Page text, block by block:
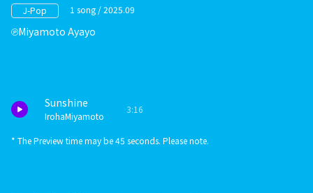
J-Pop 1 song / 2025.09
Miyamoto Ayayo
Sunshine
IrohaMiyamoto
3:16
* The Preview time may be 45 seconds. Please note.